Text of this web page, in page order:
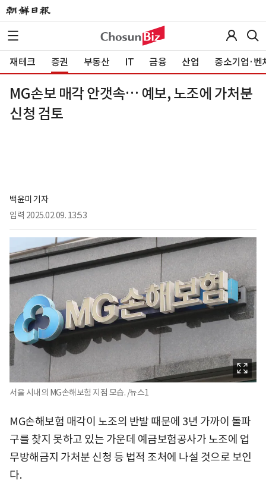
재테크 증권 부동산 IT 금융 산업 중소기업·벤
MG손보 매각 안갯속… 예보, 노조에 가처분
신청 검토
백윤미 기자
입력 2025.02.09. 13:53
서울 시내의 MG손해보험 지점 모습. /뉴스1
MG손해보험 매각이 노조의 반발 때문에 3년 가까이 돌파
구를 찾지 못하고 있는 가운데 예금보험공사가 노조에 업
무방해금지 가처분 신청 등 법적 조처에 나설 것으로 보인
다.